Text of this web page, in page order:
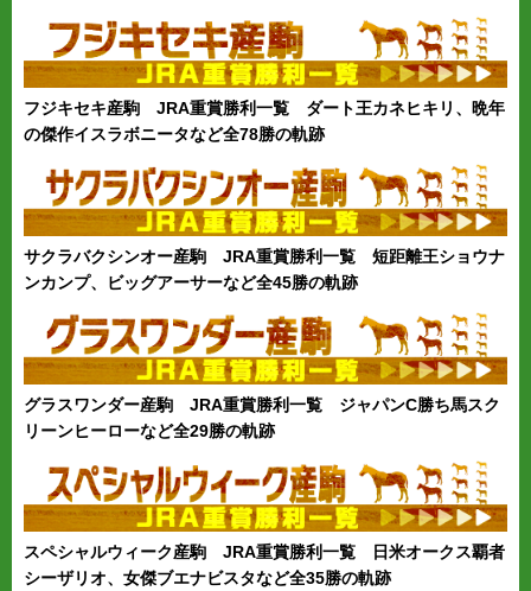
フジキセキ産駒 JRA重賞勝利一覧 ダート王カネヒキリ、晩年
の傑作イスラボニータなど全78勝の軌跡
サクラバクシンオー産駒 JRA重賞勝利一覧 短距離王ショウナ
ンカンプ、ビッグアーサーなど全45勝の軌跡
グラスワンダー産駒 JRA重賞勝利一覧 ジャパンC勝ち馬スク
リーンヒーローなど全29勝の軌跡
スペシャルウィーク産駒 JRA重賞勝利一覧 日米オークス覇者
シーザリオ、女傑ブエナビスタなど全35勝の軌跡